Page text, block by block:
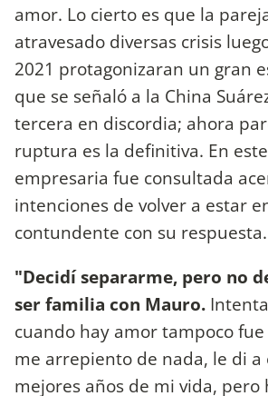
amor. Lo cierto es que la
atravesado diversas crisis
2021 protagonizaran un gran
que se señaló a la China
tercera en discordia; ahora
ruptura es la definitiva. En
empresaria fue consultada
intenciones de volver a estar
contundente con su respuesta.
"Decidí separarme, pero no
ser familia con Mauro.
cuando hay amor tampoco
me arrepiento de nada, le di a
mejores años de mi vida, pero